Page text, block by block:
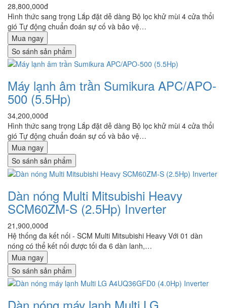
28,800,000đ
Hình thức sang trọng Lắp đặt dễ dàng Bộ lọc khử mùi 4 cửa thổi
gió Tự động chuẩn đoán sự cố và bảo vệ…
Mua ngay
So sánh sản phẩm
Máy lạnh âm trần Sumikura APC/APO-
500 (5.5Hp)
34,200,000đ
Hình thức sang trọng Lắp đặt dễ dàng Bộ lọc khử mùi 4 cửa thổi
gió Tự động chuẩn đoán sự cố và bảo vệ…
Mua ngay
So sánh sản phẩm
Dàn nóng Multi Mitsubishi Heavy
SCM60ZM-S (2.5Hp) Inverter
21,900,000đ
Hệ thống đa kết nối - SCM Multi Mitsubishi Heavy Với 01 dàn
nóng có thể kết nối được tối đa 6 dàn lanh,…
Mua ngay
So sánh sản phẩm